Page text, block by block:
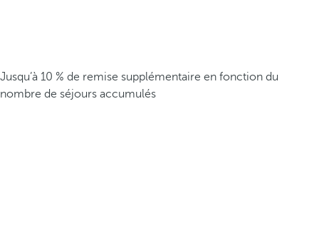
Jusqu’à 10 % de remise supplémentaire en fonction du
nombre de séjours accumulés